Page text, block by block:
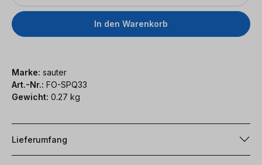
In den Warenkorb
Marke: sauter
Art.-Nr.: FO-SPQ33
Gewicht: 0.27 kg
Lieferumfang